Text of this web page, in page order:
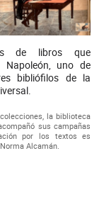
de libros que
Napoleón, uno de
bibliófilos de la
la biblioteca
sus campañas
por los textos es
Alcamán.